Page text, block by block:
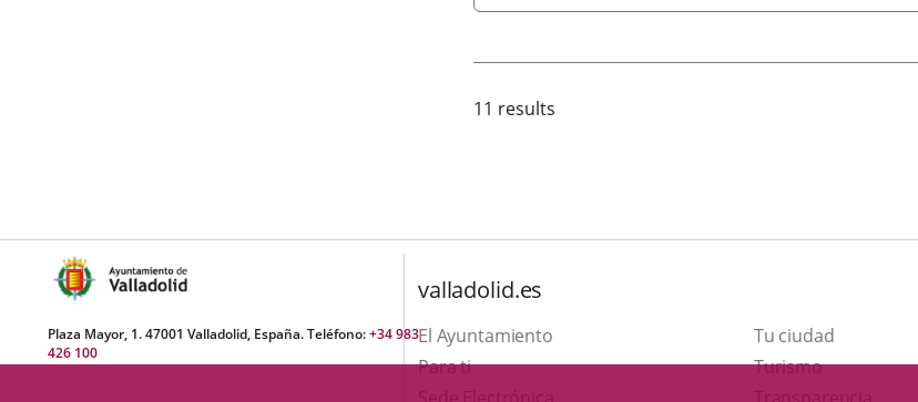
11 results
Plaza Mayor, 1. 47001 Valladolid, España. Teléfono:+34 983
426 100
valladolid.es
El Ayuntamiento
Tu ciudad
Para ti
TurismoThis